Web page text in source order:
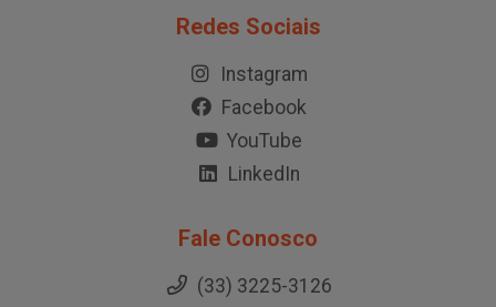
Redes Sociais
Instagram
Facebook
YouTube
LinkedIn
Fale Conosco
(33) 3225-3126